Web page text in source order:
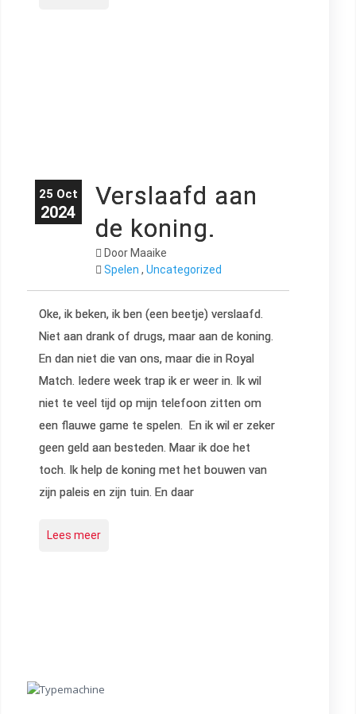
25 Oct
2024
Verslaafd aan
de koning.
Door Maaike
Spelen , Uncategorized
Oke, ik beken, ik ben (een beetje) verslaafd.
Niet aan drank of drugs, maar aan de koning.
En dan niet die van ons, maar die in Royal
Match. Iedere week trap ik er weer in. Ik wil
niet te veel tijd op mijn telefoon zitten om
een flauwe game te spelen. En ik wil er zeker
geen geld aan besteden. Maar ik doe het
toch. Ik help de koning met het bouwen van
zijn paleis en zijn tuin. En daar
Lees meer